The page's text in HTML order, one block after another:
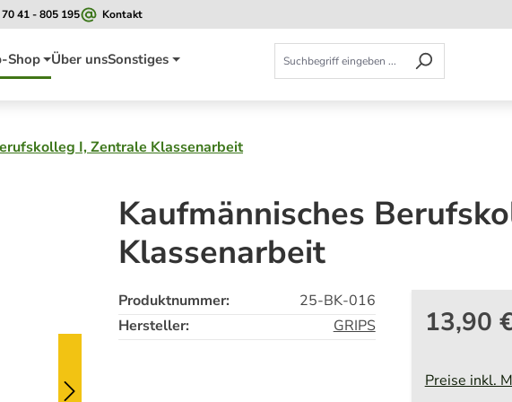
70 41 - 805 195 Kontakt
Shop Über unsSonstiges
I, Zentrale Klassenarbeit
Kaufmännisches
Klassenarbeit
Produktnummer:
25-BK-016
Hersteller:
GRIPS 13,90
Preise inkl.